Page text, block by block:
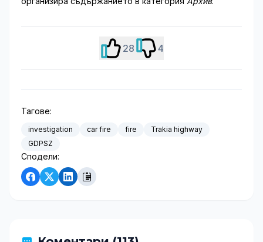
28 4
Тагове:
investigation car fire fire
Trakia highway
GDPSZ
Сподели: